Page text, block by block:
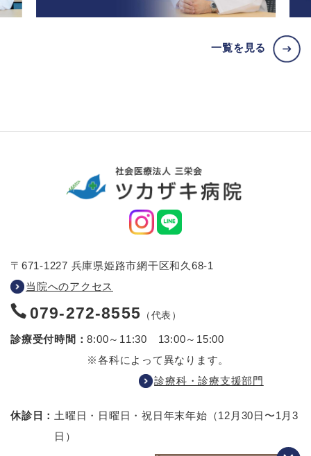
一覧を見る
〒671-1227 兵庫県姫路市網干区和久68-1
当院へのアクセス
079-272-8555 （代表）
診療受付時間：8:00～11:30 13:00～15:00
※各科によって異なります。
診療科・診療支援部門
休診日： 土曜日・日曜日・祝日年末年始（12月30日〜1月3
日）